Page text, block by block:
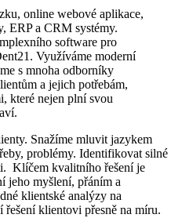
online webové aplikace,
ERP a CRM systémy.
software pro
Využíváme moderní
s mnoha odborníky
a jejich potřebám,
které nejen plní svou
Snažíme mluvit jazykem
problémy. Identifikovat silné
Klíčem kvalitního řešení je
jeho myšlení, přáním a
klientské analýzy na
klientovi přesně na míru.